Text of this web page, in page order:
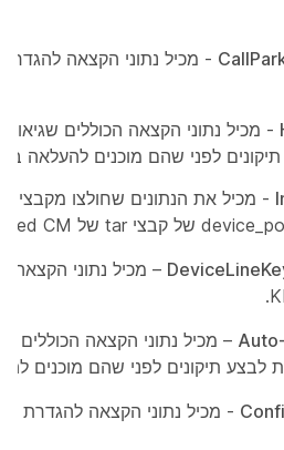
- מכיל נתוני הקצאה
- מכיל נתוני הקצאה הכוללים
לפני שהם מוכנים להעלאה
– מכיל נתוני הקצאה
– מכיל נתוני הקצאה הכוללים
לבצע תיקונים לפני שהם מוכנים
- מכיל נתוני הקצאה להגדרת